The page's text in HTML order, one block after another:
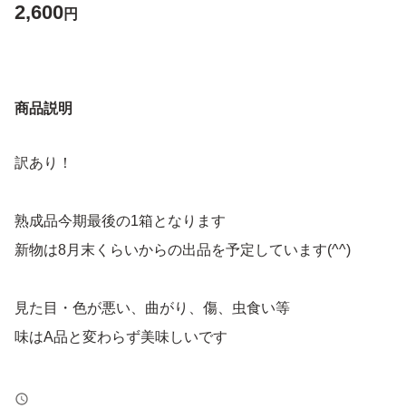
2,600円
商品説明
訳あり！
熟成品今期最後の1箱となります
新物は8月末くらいからの出品を予定しています(^^)
見た目・色が悪い、曲がり、傷、虫食い等
味はA品と変わらず美味しいです
種類...さつまいも, 紅あずま